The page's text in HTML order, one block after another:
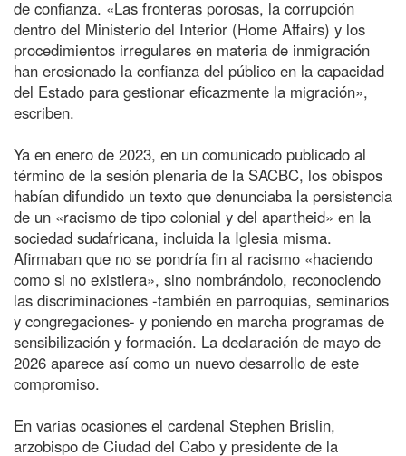
de confianza. «Las fronteras porosas, la corrupción
dentro del Ministerio del Interior (Home Affairs) y los
procedimientos irregulares en materia de inmigración
han erosionado la confianza del público en la capacidad
del Estado para gestionar eficazmente la migración»,
escriben.
Ya en enero de 2023, en un comunicado publicado al
término de la sesión plenaria de la SACBC, los obispos
habían difundido un texto que denunciaba la persistencia
de un «racismo de tipo colonial y del apartheid» en la
sociedad sudafricana, incluida la Iglesia misma.
Afirmaban que no se pondría fin al racismo «haciendo
como si no existiera», sino nombrándolo, reconociendo
las discriminaciones -también en parroquias, seminarios
y congregaciones- y poniendo en marcha programas de
sensibilización y formación. La declaración de mayo de
2026 aparece así como un nuevo desarrollo de este
compromiso.
En varias ocasiones el cardenal Stephen Brislin,
arzobispo de Ciudad del Cabo y presidente de la